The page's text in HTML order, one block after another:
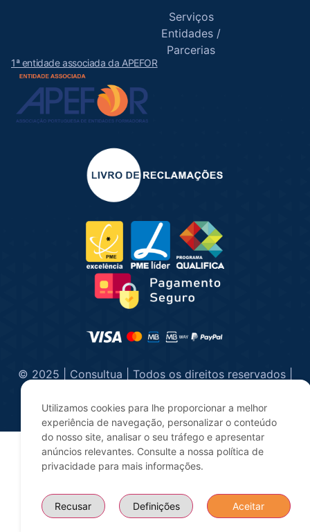
Serviços
Entidades /
Parcerias
1ª entidade associada da APEFOR
© 2025 | Consultua | Todos os direitos reservados |
Utilizamos cookies para lhe proporcionar a melhor
experiência de navegação, personalizar o conteúdo
do nosso site, analisar o seu tráfego e apresentar
anúncios relevantes. Consulte a nossa política de
privacidade para mais informações.
Aceitar
Definições
Recusar